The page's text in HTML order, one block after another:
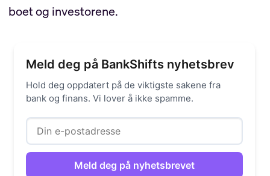
boet og investorene.
Meld deg på BankShifts nyhetsbrev
Hold deg oppdatert på de viktigste sakene fra
bank og finans. Vi lover å ikke spamme.